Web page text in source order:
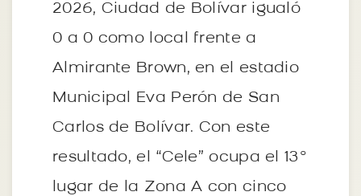
2026, Ciudad de Bolívar igualó
0 a 0 como local frente a
Almirante Brown, en el estadio
Municipal Eva Perón de San
Carlos de Bolívar. Con este
resultado, el “Cele” ocupa el 13°
lugar de la Zona A con cinco